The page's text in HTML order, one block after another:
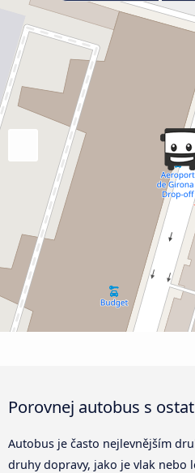
Porovnej autobus s
Autobus je často nejlevnějším
druhy dopravy, jako je vlak nebo